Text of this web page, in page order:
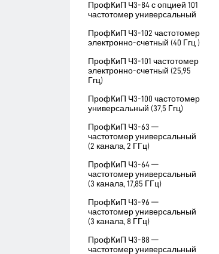
ПрофКиП Ч3-84 с опцией 101
частотомер универсальный
ПрофКиП Ч3-102 частотомер
электронно-счетный (40 Ггц )
ПрофКиП Ч3-101 частотомер
электронно-счетный (25,95
Ггц)
ПрофКиП Ч3-100 частотомер
универсальный (37,5 Ггц)
ПрофКиП Ч3-63 —
частотомер универсальный
(2 канала, 2 ГГц)
ПрофКиП Ч3-64 —
частотомер универсальный
(3 канала, 17,85 ГГц)
ПрофКиП Ч3-96 —
частотомер универсальный
(3 канала, 8 ГГц)
ПрофКиП Ч3-88 —
частотомер универсальный